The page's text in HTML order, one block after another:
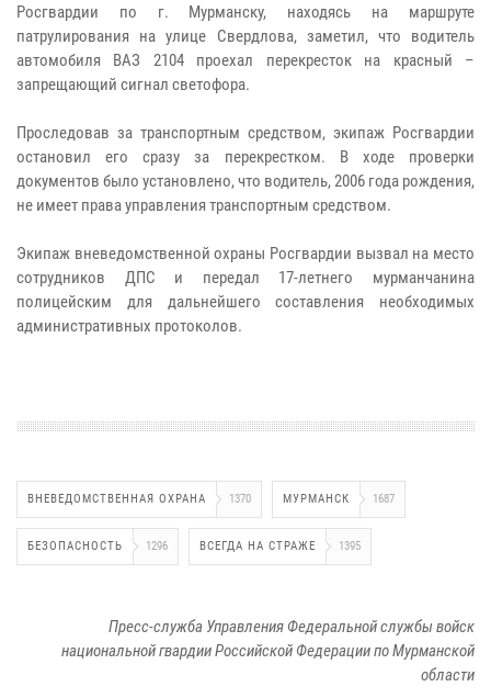
Росгвардии по г. Мурманску, находясь на маршруте
патрулирования на улице Свердлова, заметил, что водитель
автомобиля ВАЗ 2104 проехал перекресток на красный –
запрещающий сигнал светофора.
Проследовав за транспортным средством, экипаж Росгвардии
остановил его сразу за перекрестком. В ходе проверки
документов было установлено, что водитель, 2006 года рождения,
не имеет права управления транспортным средством.
Экипаж вневедомственной охраны Росгвардии вызвал на место
сотрудников ДПС и передал 17-летнего мурманчанина
полицейским для дальнейшего составления необходимых
административных протоколов.
ВНЕВЕДОМСТВЕННАЯ ОХРАНА 1370 МУРМАНСК 1687
БЕЗОПАСНОСТЬ 1296 ВСЕГДА НА СТРАЖЕ 1395
Пресс-служба Управления Федеральной службы войск
национальной гвардии Российской Федерации по Мурманской
области